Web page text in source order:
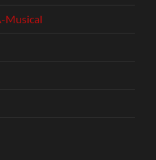
Musical